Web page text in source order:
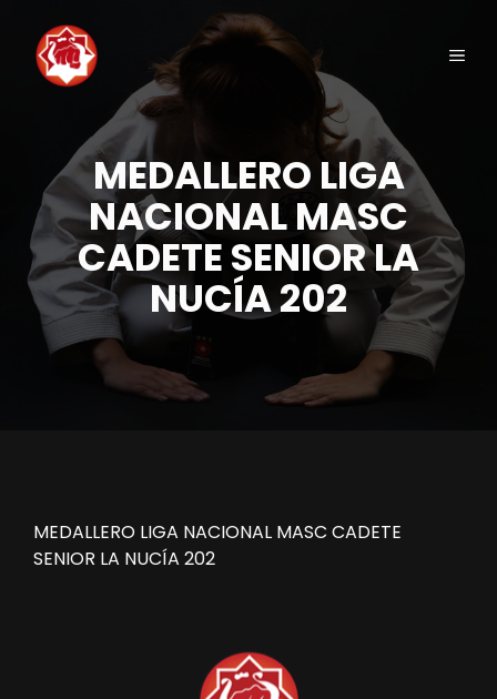
contenido
MEDALLERO LIGA
NACIONAL MASC
CADETE SENIOR LA
NUCÍA 202
MEDALLERO LIGA NACIONAL MASC CADETE
SENIOR LA NUCÍA 202